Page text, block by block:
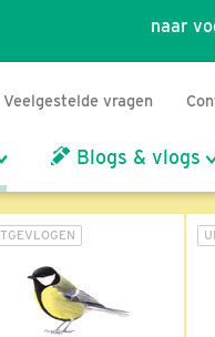
naar
Veelgestelde vragen
Blogs & vlogs